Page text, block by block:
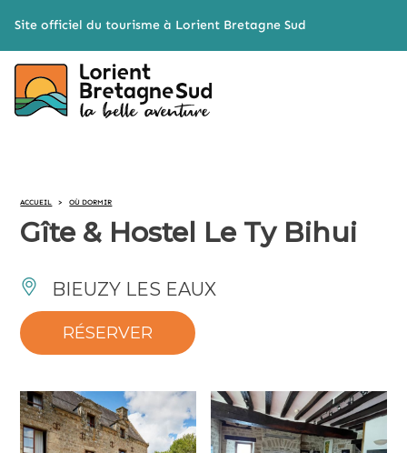
Site officiel du tourisme à Lorient Bretagne Sud
ACCUEIL > OÙ DORMIR
Gîte & Hostel Le Ty Bihui
BIEUZY LES EAUX
RÉSERVER